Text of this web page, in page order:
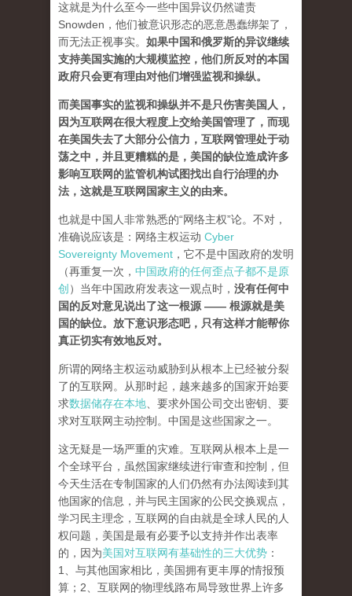
这就是为什么至今一些中国异议仍然谴责
Snowden，他们被意识形态的恶意愚蠢绑架了，
而无法正视事实。 如果中国和俄罗斯的异议继续
支持美国实施的大规模监控，他们所反对的本国
政府只会更有理由对他们增强监视和操纵。
而美国事实的监视和操纵并不是只伤害美国人，
因为互联网在很大程度上交给美国管理了，而现
在美国失去了大部分公信力，互联网管理处于动
荡之中，并且更糟糕的是，美国的缺位造成许多
影响互联网的监管机构试图找出自行治理的办
法，这就是互联网国家主义的由来。
也就是中国人非常熟悉的“网络主权”论。不对，
准确说应该是：网络主权运动 Cyber
Sovereignty Movement ，它不是中国政府的发明
（再重复一次， 中国政府的任何歪点子都不是原
创 ）当年中国政府发表这一观点时， 没有任何中
国的反对意见说出了这一根源 —— 根源就是美
国的缺位。放下意识形态吧，只有这样才能帮你
真正切实有效地反对。
所谓的网络主权运动威胁到从根本上已经被分裂
了的互联网。从那时起，越来越多的国家开始要
求数据储存在本地 、要求外国公司交出密钥、要
求对互联网主动控制。中国是这些国家之一。
这无疑是一场严重的灾难。互联网从根本上是一
个全球平台，虽然国家继续进行审查和控制，但
今天生活在专制国家的人们仍然有办法阅读到其
他国家的信息，并与民主国家的公民交换观点，
学习民主理念，互联网的自由就是全球人民的人
权问题，美国是最有必要予以支持并作出表率
的，因为美国对互联网有基础性的三大优势 ：
1、与其他国家相比，美国拥有更丰厚的情报预
算；2、互联网的物理线路布局导致世界上许多